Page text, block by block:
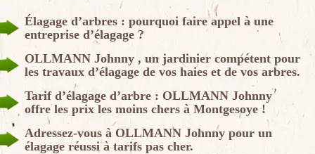
Élagage d’arbres : pourquoi faire appel à une
entreprise d’élagage ?
OLLMANN Johnny , un jardinier compétent pour
les travaux d’élagage de vos haies et de vos arbres.
Tarif d’élagage d’arbre : OLLMANN Johnny
offre les prix les moins chers à Montgesoye !
Adressez-vous à OLLMANN Johnny pour un
élagage réussi à tarifs pas cher.